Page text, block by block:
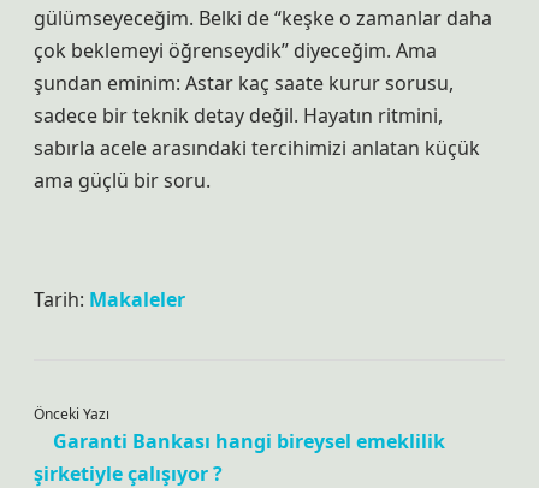
gülümseyeceğim. Belki de “keşke o zamanlar daha
çok beklemeyi öğrenseydik” diyeceğim. Ama
şundan eminim: Astar kaç saate kurur sorusu,
sadece bir teknik detay değil. Hayatın ritmini,
sabırla acele arasındaki tercihimizi anlatan küçük
ama güçlü bir soru.
Tarih: Makaleler
Önceki Yazı
Garanti Bankası hangi bireysel emeklilik
şirketiyle çalışıyor ?